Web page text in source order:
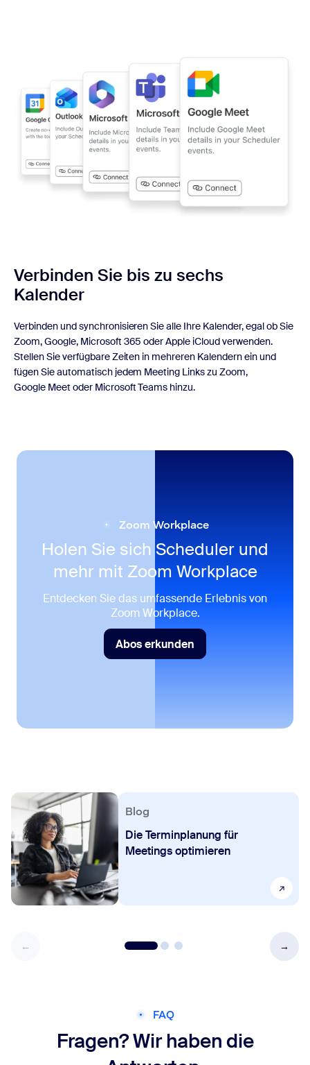
Verbinden Sie bis zu sechs
Kalender
Verbinden und synchronisieren Sie alle Ihre Kalender, egal ob Sie
Zoom, Google, Microsoft 365 oder Apple iCloud verwenden.
Stellen Sie verfügbare Zeiten in mehreren Kalendern ein und
fügen Sie automatisch jedem Meeting Links zu Zoom,
Google Meet oder Microsoft Teams hinzu.
Zoom Workplace
Holen Sie sich Scheduler und
mehr mit Zoom Workplace
Entdecken Sie das umfassende Erlebnis von
Zoom Workplace.
Abos erkunden
Abos erkunden
Blog
Die Terminplanung für
Meetings optimieren
FAQ
Fragen? Wir haben die